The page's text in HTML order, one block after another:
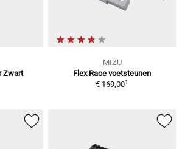
Zwart
MIZU
Flex Race voetsteunen
€ 169,001